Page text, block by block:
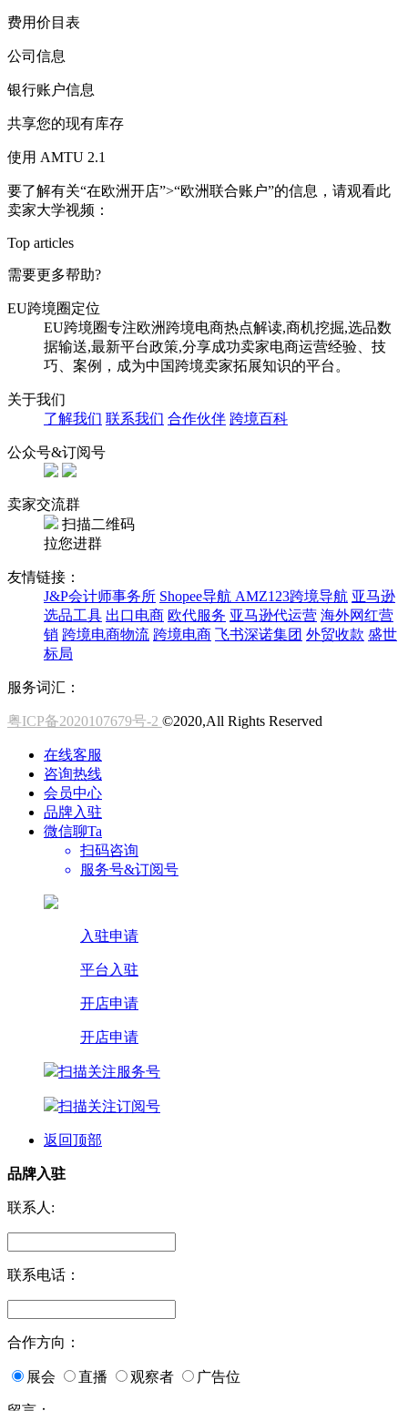
费用价目表
公司信息
银行账户信息
共享您的现有库存
使用 AMTU 2.1
要了解有关“在欧洲开店”>“欧洲联合账户”的信息，请观看此
卖家大学视频：
Top articles
需要更多帮助?
EU跨境圈定位
EU跨境圈专注欧洲跨境电商热点解读,商机挖掘,选品数
据输送,最新平台政策,分享成功卖家电商运营经验、技
巧、案例，成为中国跨境卖家拓展知识的平台。
关于我们
了解我们 联系我们 合作伙伴 跨境百科
公众号&订阅号
卖家交流群
扫描二维码
拉您进群
友情链接：
J&P会计师事务所 Shopee导航 AMZ123跨境导航 亚马逊
选品工具 出口电商 欧代服务 亚马逊代运营 海外网红营
销 跨境电商物流 跨境电商 飞书深诺集团 外贸收款 盛世
标局
服务词汇：
粤ICP备2020107679号-2 ©2020,All Rights Reserved
在线客服
咨询热线
会员中心
品牌入驻
微信聊Ta
扫码咨询
服务号&订阅号
入驻申请
平台入驻
开店申请
开店申请
扫描关注服务号
扫描关注订阅号
返回顶部
品牌入驻
联系人:
联系电话：
合作方向：
展会 直播 观察者 广告位